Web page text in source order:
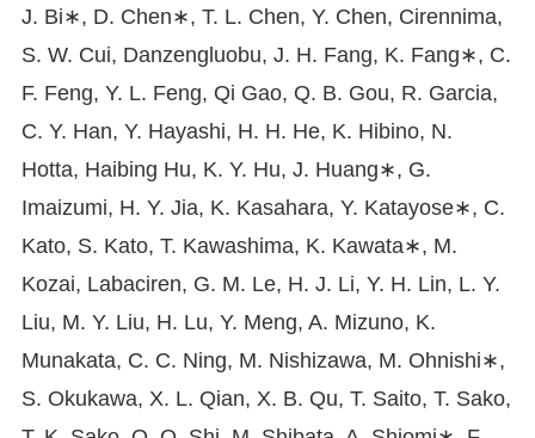
J. Bi∗, D. Chen∗, T. L. Chen, Y. Chen, Cirennima,
S. W. Cui, Danzengluobu, J. H. Fang, K. Fang∗, C.
F. Feng, Y. L. Feng, Qi Gao, Q. B. Gou, R. Garcia,
C. Y. Han, Y. Hayashi, H. H. He, K. Hibino, N.
Hotta, Haibing Hu, K. Y. Hu, J. Huang∗, G.
Imaizumi, H. Y. Jia, K. Kasahara, Y. Katayose∗, C.
Kato, S. Kato, T. Kawashima, K. Kawata∗, M.
Kozai, Labaciren, G. M. Le, H. J. Li, Y. H. Lin, L. Y.
Liu, M. Y. Liu, H. Lu, Y. Meng, A. Mizuno, K.
Munakata, C. C. Ning, M. Nishizawa, M. Ohnishi∗,
S. Okukawa, X. L. Qian, X. B. Qu, T. Saito, T. Sako,